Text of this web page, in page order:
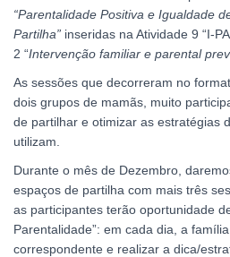
“Parentalidade Positiva e Igualdade
Partilha” inseridas na Atividade 9 “I-
2 “Intervenção familiar e parental
As sessões que decorreram no
dois grupos de mamãs, muito
de partilhar e otimizar as estratégias
utilizam.
Durante o mês de Dezembro,
espaços de partilha com mais três
as participantes terão oportunidade
Parentalidade”: em cada dia, a
correspondente e realizar a dica/